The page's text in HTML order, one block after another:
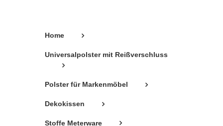
werdenHome
Universalpolster mit Reißverschluss
Polster für Markenmöbel
Dekokissen
Stoffe Meterware